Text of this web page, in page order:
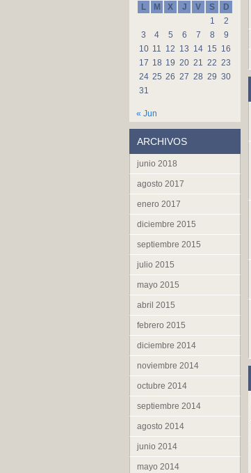
L M X J V S
D
1
2
3
4 5 6 7 8
9
10 11 12 13 14 15 16
17 18 19 20 21 22 23
24 25 26 27 28 29 30
31
« Jun
ARCHIVOS
junio 2018
agosto 2017
enero 2017
diciembre 2015
septiembre 2015
julio 2015
mayo 2015
abril 2015
febrero 2015
diciembre 2014
noviembre 2014
octubre 2014
septiembre 2014
agosto 2014
junio 2014
mayo 2014